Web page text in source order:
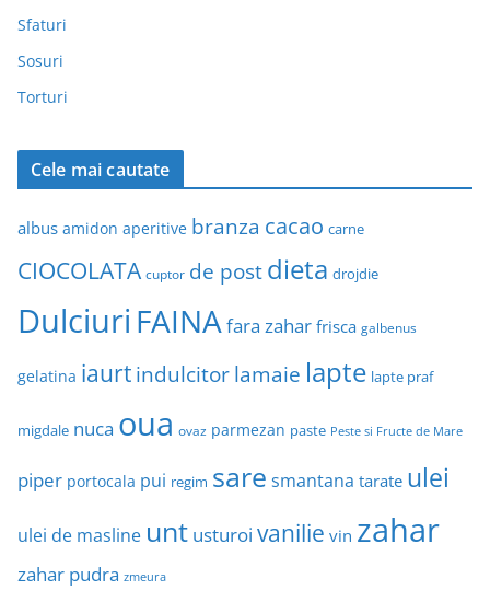
Sfaturi
Sosuri
Torturi
Cele mai cautate
albus amidon aperitive branza cacao carne
CIOCOLATA cuptor de postdieta drojdie
Dulciuri FAINAfara zahar frisca galbenus
gelatina iaurtindulcitorlamaie lapte lapte praf
migdale nuca oua ovaz parmezan paste Peste si Fructe de Mare
piper portocala pui regim sare smantana tarate ulei
ulei de masline unt usturoi vanilie vin zahar
zahar pudra zmeura